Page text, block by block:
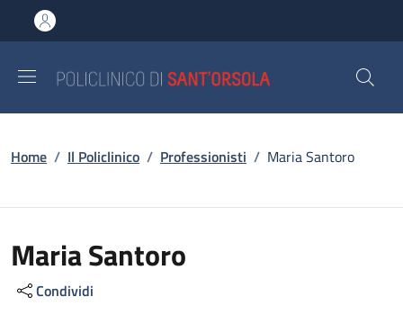
al contenuto principale
to footer content
Briciole di pane
Home / Il Policlinico / Professionisti / Maria Santoro
Maria Santoro
Condividi